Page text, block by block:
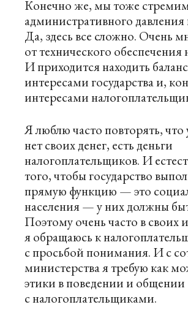
Конечно же, мы тоже
административного давления
Да, здесь все сложно. Очень
от технического
И приходится находить
интересами государства и,
интересами
Я люблю часто повторять, что
нет своих денег, есть деньги
налогоплательщиков. И
того, чтобы государство
прямую функцию — это
населения — у них должны
Поэтому очень часто в своих
я обращаюсь к
с просьбой понимания. И с
министерства я требую как
этики в поведении и общении
с налогоплательщиками.